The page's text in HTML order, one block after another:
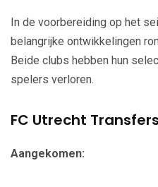
In de voorbereiding op het
belangrijke ontwikkelingen
Beide clubs hebben hun
spelers verloren.
FC Utrecht Transfers
Aangekomen: